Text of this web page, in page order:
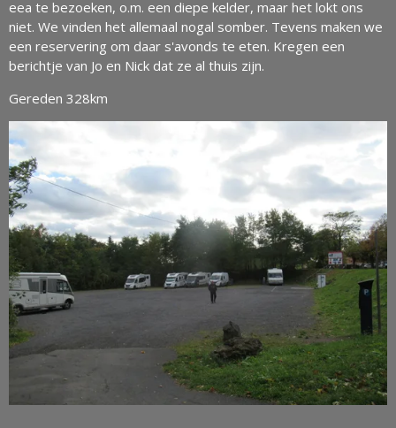
eea te bezoeken, o.m. een diepe kelder, maar het lokt ons
niet. We vinden het allemaal nogal somber. Tevens maken we
een reservering om daar s'avonds te eten. Kregen een
berichtje van Jo en Nick dat ze al thuis zijn.
Gereden 328km